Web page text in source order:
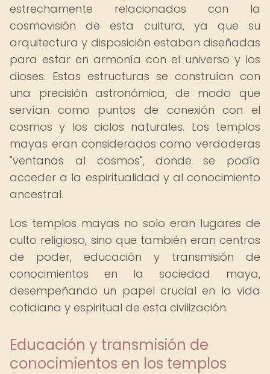
estrechamente relacionados con la
cosmovisión de esta cultura, ya que su
arquitectura y disposición estaban diseñadas
para estar en armonía con el universo y los
dioses. Estas estructuras se construían con
una precisión astronómica, de modo que
servían como puntos de conexión con el
cosmos y los ciclos naturales. Los templos
mayas eran considerados como verdaderas
"ventanas al cosmos", donde se podía
acceder a la espiritualidad y al conocimiento
ancestral.
Los templos mayas no solo eran lugares de
culto religioso, sino que también eran centros
de poder, educación y transmisión de
conocimientos en la sociedad maya,
desempeñando un papel crucial en la vida
cotidiana y espiritual de esta civilización.
Educación y transmisión de
conocimientos en los templos